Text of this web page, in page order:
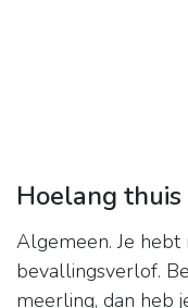
Hoelang
Algemeen. Je
bevallingsverlof.
meerling, dan heb